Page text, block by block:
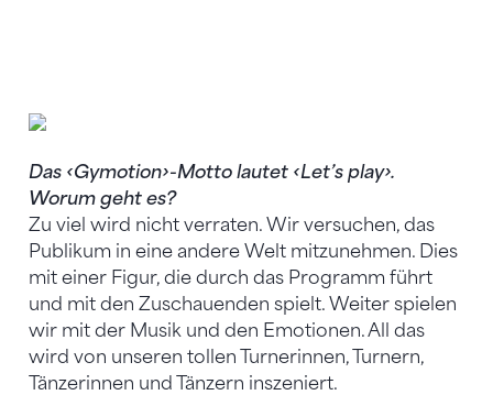
Das ‹Gymotion›-Motto lautet ‹Let’s play›.
Worum geht es?
Zu viel wird nicht verraten. Wir versuchen, das
Publikum in eine andere Welt mitzunehmen. Dies
mit einer Figur, die durch das Programm führt
und mit den Zuschauenden spielt. Weiter spielen
wir mit der Musik und den Emotionen. All das
wird von unseren tollen Turnerinnen, Turnern,
Tänzerinnen und Tänzern inszeniert.